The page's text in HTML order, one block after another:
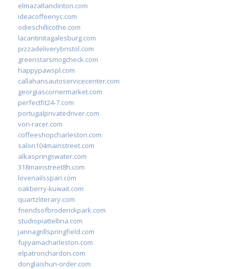
elmazatlanclinton.com
ideacoffeenyc.com
odieschillicothe.com
lacantinitagalesburg.com
pizzadeliverybristol.com
greenstarsmogcheck.com
happypawspl.com
callahansautoservicecenter.com
georgiascornermarket.com
perfectfit24-7.com
portugalprivatedriver.com
von-racer.com
coffeeshopcharleston.com
salon104mainstreet.com
alkaspringswater.com
318mainstreet8h.com
lovenailsspari.com
oakberry-kuwait.com
quartzliterary.com
friendsofbroderickpark.com
studiopiattellina.com
jannagrillspringfield.com
fujiyamacharleston.com
elpatronchardon.com
donglaishun-order.com